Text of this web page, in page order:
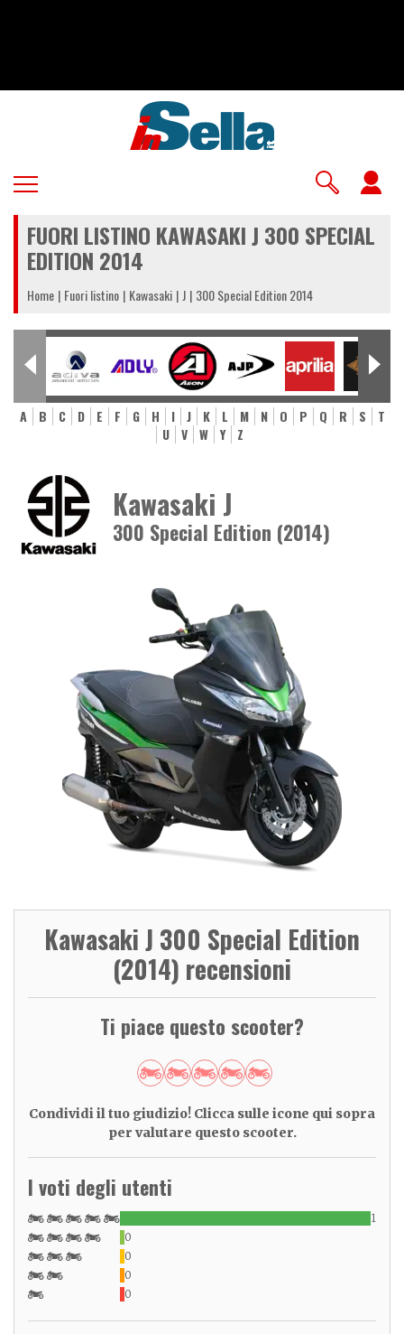
FUORI LISTINO KAWASAKI J 300 SPECIAL
EDITION 2014
Home Fuori listino Kawasaki J 300 Special Edition 2014
A B C D E F G H I J K L M N O P Q R S
T
U
V W Y Z
Kawasaki J
300 Special Edition (2014)
Kawasaki J 300 Special Edition
(2014) recensioni
Ti piace questo scooter?
Condividi il tuo giudizio! Clicca sulle icone qui sopra
per valutare questo scooter.
I voti degli utenti
1
0
0
0
0